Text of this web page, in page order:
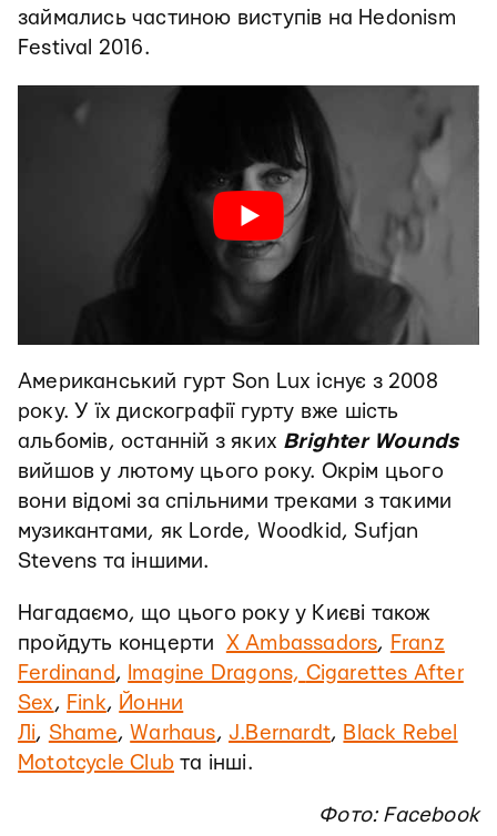
займались частиною виступів на Hedonism
Festival 2016.
Американський гурт Son Lux існує з 2008
року. У їх дискографії гурту вже шість
альбомів, останній з яких Brighter Wounds
вийшов у лютому цього року. Окрім цього
вони відомі за спільними треками з такими
музикантами, як Lorde, Woodkid, Sufjan
Stevens та іншими.
Нагадаємо, що цього року у Києві також
пройдуть концерти X Ambassadors, Franz
Ferdinand, Imagine Dragons, Cigarettes After
Sex, Fink, Йонни
Лі, Shame, Warhaus, J.Bernardt, Black Rebel
Mototcycle Club та інші.
Фото: Facebook